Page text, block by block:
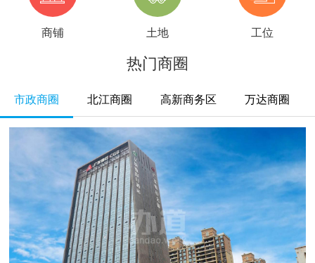
商铺 土地 工位
热门商圈
市政商圈 北江商圈 高新商务区 万达商圈